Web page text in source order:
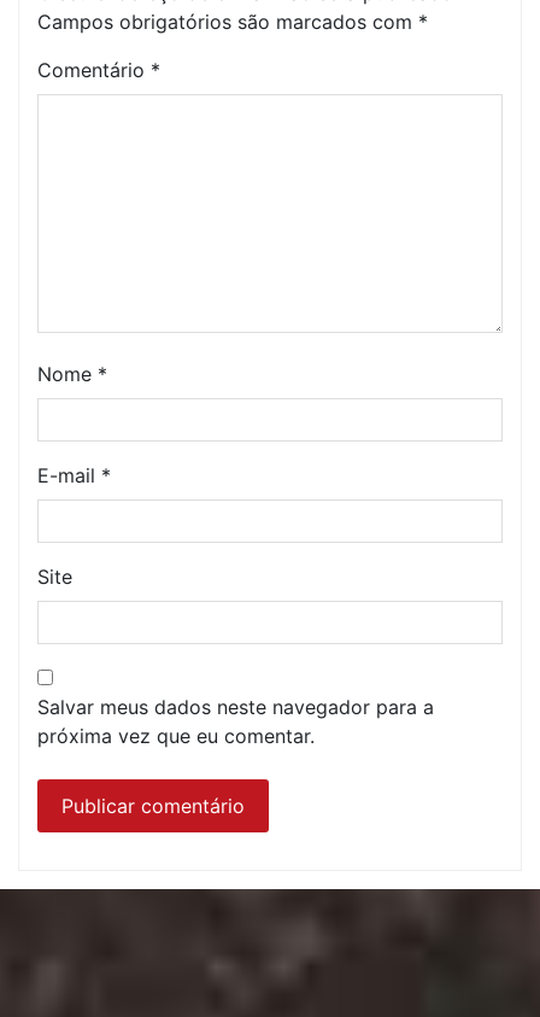
Campos obrigatórios são marcados com *
Comentário *
Nome *
E-mail *
Site
Salvar meus dados neste navegador para a
próxima vez que eu comentar.